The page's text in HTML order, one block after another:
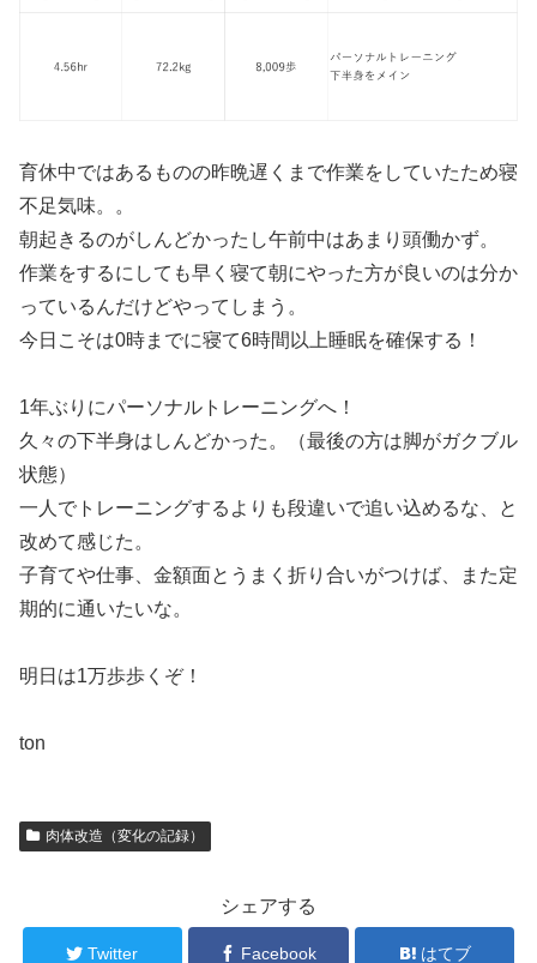
育休中ではあるものの昨晩遅くまで作業をしていたため寝
不足気味。。
朝起きるのがしんどかったし午前中はあまり頭働かず。
作業をするにしても早く寝て朝にやった方が良いのは分か
っているんだけどやってしまう。
今日こそは0時までに寝て6時間以上睡眠を確保する！
1年ぶりにパーソナルトレーニングへ！
久々の下半身はしんどかった。（最後の方は脚がガクブル
状態）
一人でトレーニングするよりも段違いで追い込めるな、と
改めて感じた。
子育てや仕事、金額面とうまく折り合いがつけば、また定
期的に通いたいな。
明日は1万歩歩くぞ！
ton
肉体改造（変化の記録）
シェアする
Twitter Facebook はてブ